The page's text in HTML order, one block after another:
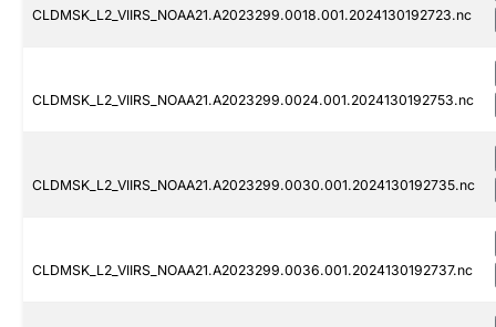
CLDMSK_L2_VIIRS_NOAA21.A2023299.0018.001.2024130192723.nc
CLDMSK_L2_VIIRS_NOAA21.A2023299.0024.001.2024130192753.nc
CLDMSK_L2_VIIRS_NOAA21.A2023299.0030.001.2024130192735.nc
CLDMSK_L2_VIIRS_NOAA21.A2023299.0036.001.2024130192737.nc